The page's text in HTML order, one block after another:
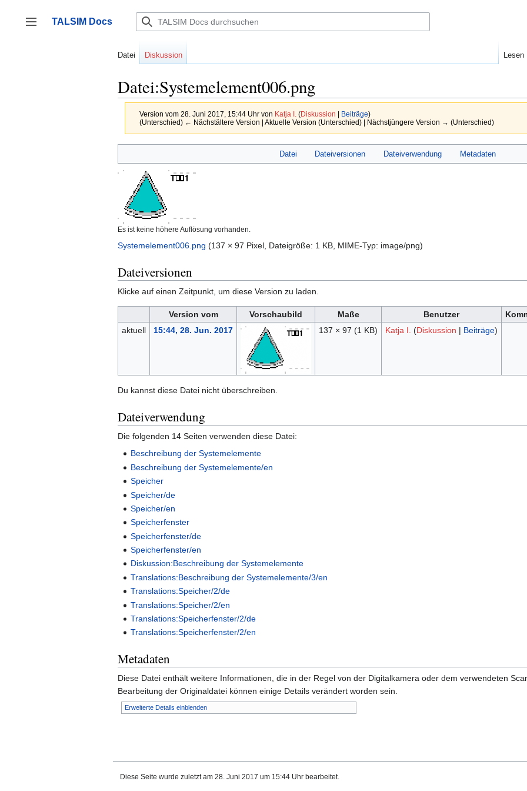
springen
Seitenleiste umschalten
TALSIM Docs
Datei Diskussion Lesen
Datei:Systemelement006.png
Version vom 28. Juni 2017, 15:44 Uhr von Katja I. (Diskussion Beiträge)
(Unterschied) ← Nächstältere Version | Aktuelle Version (Unterschied) | Nächstjüngere Version → (Unterschied)
Datei Dateiversionen Dateiverwendung Metadaten
Es ist keine höhere Auflösung vorhanden.
Systemelement006.png (137 × 97 Pixel, Dateigröße: 1 KB, MIME-Typ: image/png)
Dateiversionen
Klicke auf einen Zeitpunkt, um diese Version zu laden.
Version vom Vorschaubild Maße Benutzer
aktuell
15:44, 28. Jun. 2017 137 × 97 (1 KB) Katja I. (Diskussion | Beiträge)
Du kannst diese Datei nicht überschreiben.
Dateiverwendung
Die folgenden 14 Seiten verwenden diese Datei:
Beschreibung der Systemelemente
Beschreibung der Systemelemente/en
Speicher
Speicher/de
Speicher/en
Speicherfenster
Speicherfenster/de
Speicherfenster/en
Diskussion:Beschreibung der Systemelemente
Translations:Beschreibung der Systemelemente/3/en
Translations:Speicher/2/de
Translations:Speicher/2/en
Translations:Speicherfenster/2/de
Translations:Speicherfenster/2/en
Metadaten
Diese Datei enthält weitere Informationen, die in der Regel von der Digitalkamera oder dem verwendeten
Bearbeitung der Originaldatei können einige Details verändert worden sein.
Erweiterte Details einblenden
Diese Seite wurde zuletzt am 28. Juni 2017 um 15:44 Uhr bearbeitet.